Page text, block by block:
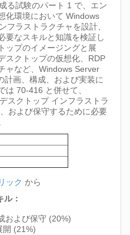
る試験のパート 1 で、エン
化環境において Windows
フラストラクチャを設計、
要なスキルと知識を検証し
ップのイメージングと展
スクトップの仮想化、RDP
ャなど、Windows Server
計画、構成、および実装に
は 70-416 と併せて、
スクトップ インフラストラ
および保守するために必要
ック から
：
および保守 (20%)
開 (21%)